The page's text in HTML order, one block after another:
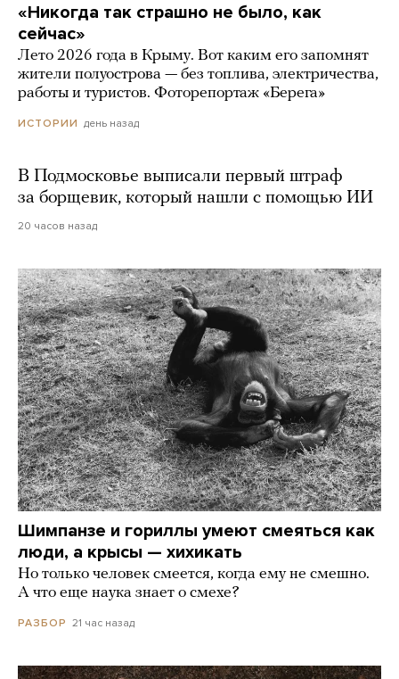
«Никогда так страшно не было, как
сейчас»
Лето 2026 года в Крыму. Вот каким его запомнят
жители полуострова — без топлива, электричества,
работы и туристов. Фоторепортаж «Берега»
ИСТОРИИ день назад
В Подмосковье выписали первый штраф
за борщевик, который нашли с помощью ИИ
20 часов назад
Шимпанзе и гориллы умеют смеяться как
люди, а крысы — хихикать
Но только человек смеется, когда ему не смешно.
А что еще наука знает о смехе?
РАЗБОР 21 час назад